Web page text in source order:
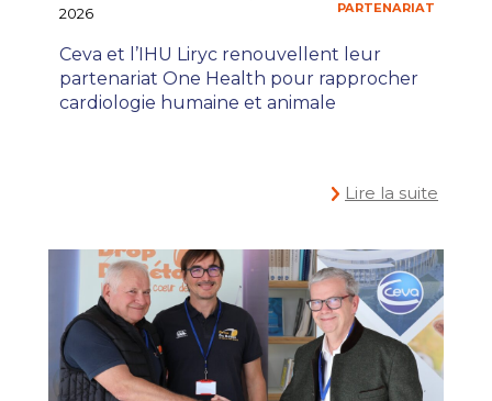
2026
Ceva et l’IHU Liryc renouvellent leur
partenariat One Health pour rapprocher
cardiologie humaine et animale
Lire la suite